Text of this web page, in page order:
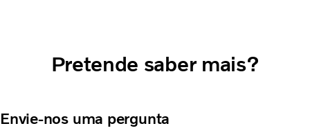
Pretende saber mais?
Envie-nos uma pergunta